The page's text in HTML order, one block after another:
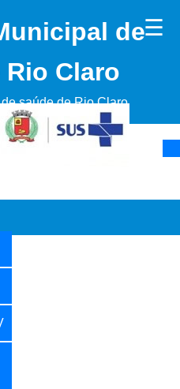
de
Rio Claro
saúde de Rio Claro
☰